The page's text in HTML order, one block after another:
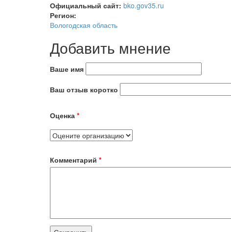
Официальный сайт: bko.gov35.ru
Регион:
Вологодская область
Добавить мнение
Ваше имя
Ваш отзыв коротко
Оценка *
Комментарий *